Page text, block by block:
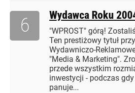
Wydawca Roku
"WPROST" górą!
Ten prestiżowy tytuł
Wydawniczo-
"Media & Marketing".
przede wszystkim
inwestycji - podczas
panuje...
6